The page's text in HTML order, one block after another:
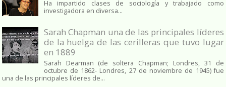
Ha impartido clases de sociología y trabajado como
investigadora en diversa...
Sarah Chapman una de las principales líderes
de la huelga de las cerilleras que tuvo lugar
en 1889
Sarah Dearman (de soltera Chapman; Londres, 31 de
octubre de 1862​- Londres, 27 de noviembre de 1945)​ fue
una de las principales líderes de...